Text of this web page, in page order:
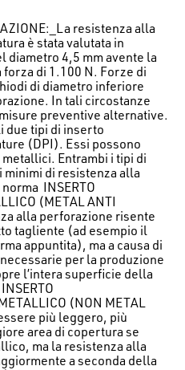
resistenza alla
è stata valutata in
diametro 4,5 mm avente la
forza di 1.100 N. Forze di
di diametro inferiore
In tali circostanze
preventive alternative.
due tipi di inserto
(DPI). Essi possono
Entrambi i tipi di
di resistenza alla
INSERTO
(METAL ANTI
alla perforazione risente
tagliente (ad esempio il
appuntita), ma a causa di
per la produzione
l’intera superficie della
(NON METAL
più leggero, più
area di copertura se
ma la resistenza alla
a seconda della